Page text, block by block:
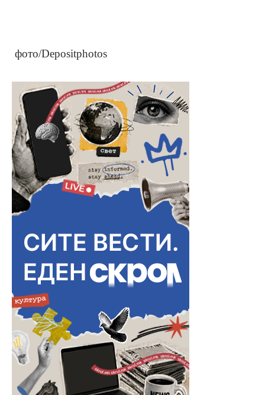
фото/Depositphotos